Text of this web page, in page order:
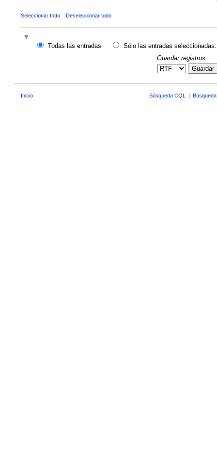
Seleccionar todo Deseleccionar todo
Todas las entradas
Sólo las entradas seleccionadas:
Guardar registros:
Guardar
Inicio Búsqueda CQL